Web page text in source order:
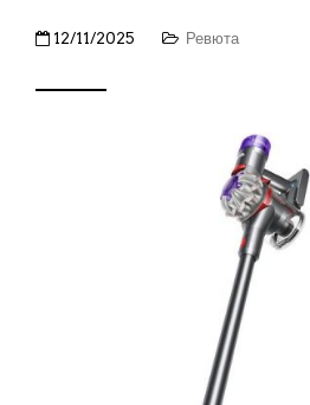
12/11/2025 Ревюта